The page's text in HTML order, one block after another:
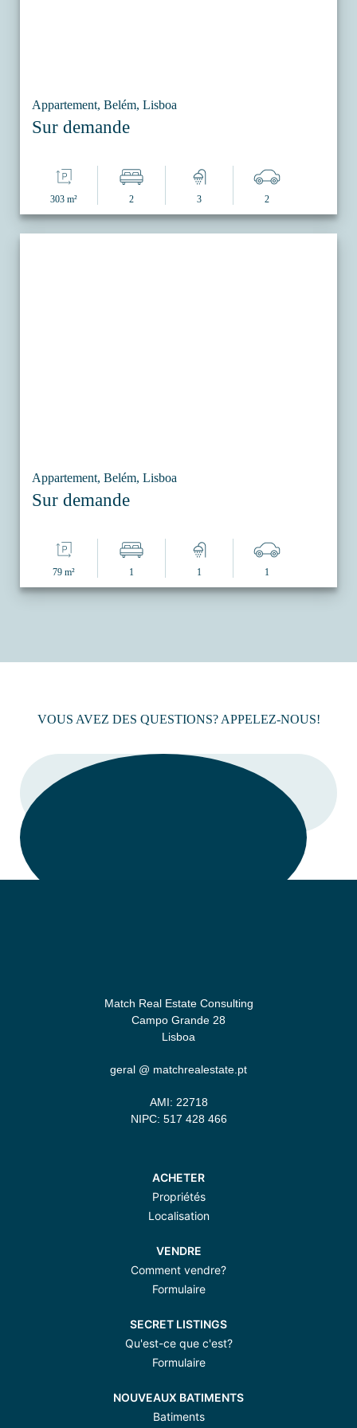
Appartement, Belém, Lisboa
Sur demande
303 m² 2 3 2
Appartement, Belém, Lisboa
Sur demande
79 m² 1 1 1
VOUS AVEZ DES QUESTIONS? APPELEZ-NOUS!
Match Real Estate Consulting
Campo Grande 28
Lisboa
geral @ matchrealestate.pt
AMI: 22718
NIPC: 517 428 466
ACHETER
Propriétés
Localisation
VENDRE
Comment vendre?
Formulaire
SECRET LISTINGS
Qu'est-ce que c'est?
Formulaire
NOUVEAUX BATIMENTS
Batiments